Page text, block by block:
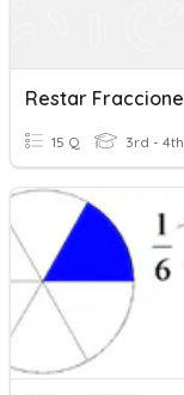
15 Q 3rd - 4th